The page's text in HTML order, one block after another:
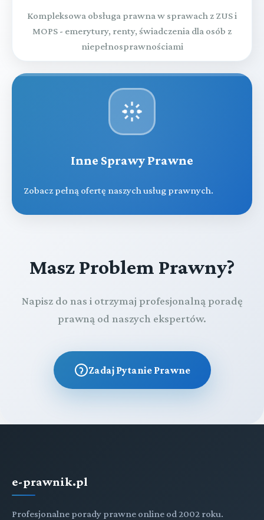
Kompleksowa obsługa prawna w sprawach z ZUS i
MOPS - emerytury, renty, świadczenia dla osób z
niepełnosprawnościami
Inne Sprawy Prawne
Zobacz pełną ofertę naszych usług prawnych.
Masz Problem Prawny?
Napisz do nas i otrzymaj profesjonalną poradę
prawną od naszych ekspertów.
Zadaj Pytanie Prawne
e-prawnik.pl
Profesjonalne porady prawne online od 2002 roku.